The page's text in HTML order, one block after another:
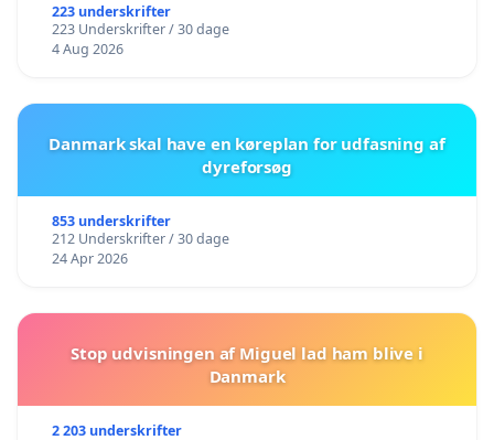
223 underskrifter
223 Underskrifter / 30 dage
4 Aug 2026
Danmark skal have en køreplan for udfasning af
dyreforsøg
853 underskrifter
212 Underskrifter / 30 dage
24 Apr 2026
Stop udvisningen af Miguel lad ham blive i
Danmark
2 203 underskrifter